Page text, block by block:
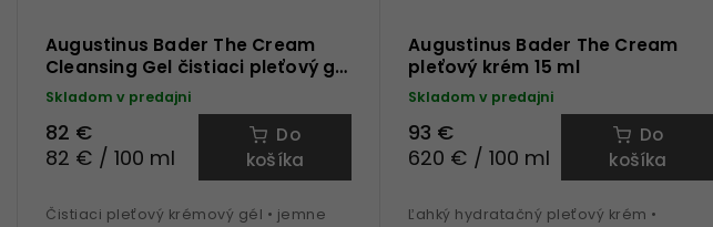
Augustinus Bader The Cream
Cleansing Gel čistiaci pleťový gél
100 ml
Skladom v predajni
82 €
82 € / 100 ml
Do
košíka
Čistiaci pleťový krémový gél • jemne
Augustinus Bader The Cream
pleťový krém 15 ml
Skladom v predajni
93 €
620 € / 100 ml
Do
košíka
Ľahký hydratačný pleťový krém •